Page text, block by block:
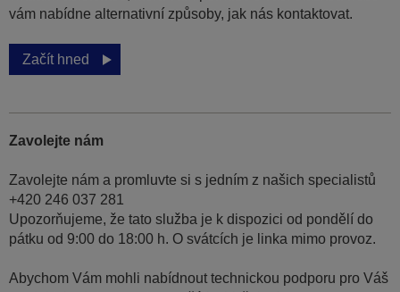
vám nabídne alternativní způsoby, jak nás kontaktovat.
Začít hned
Zavolejte nám
Zavolejte nám a promluvte si s jedním z našich specialistů
+420 246 037 281
Upozorňujeme, že tato služba je k dispozici od pondělí do
pátku od 9:00 do 18:00 h. O svátcích je linka mimo provoz.
Abychom Vám mohli nabídnout technickou podporu pro Váš